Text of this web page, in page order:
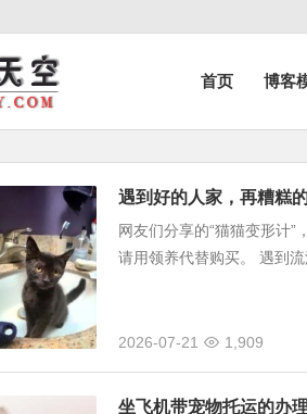
首页 博客
遇到好的人家，再糟糕
网友们分享的“猫猫变形计”
请用领养代替购买。 遇到
2026-07-21 1,909
坐飞机带宠物托运的办